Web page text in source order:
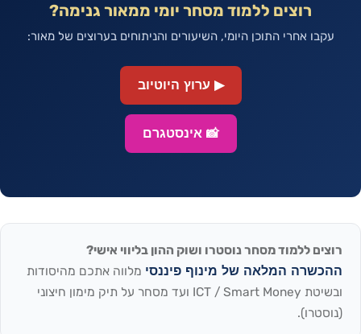
רוצים ללמוד מסחר יומי ממאור גנימה?
עקבו אחרי התוכן היומי, השיעורים והניתוחים בערוצים של מאור:
▶ ערוץ היוטיוב
📸 אינסטגרם
רוצים ללמוד מסחר נוסטרו ושוק ההון בליווי אישי?
ההכשרה המלאה של מינוף פיננסי מלווה אתכם מהיסודות
ובשיטת ICT / Smart Money ועד מסחר על תיק מימון חיצוני
(נוסטרו).